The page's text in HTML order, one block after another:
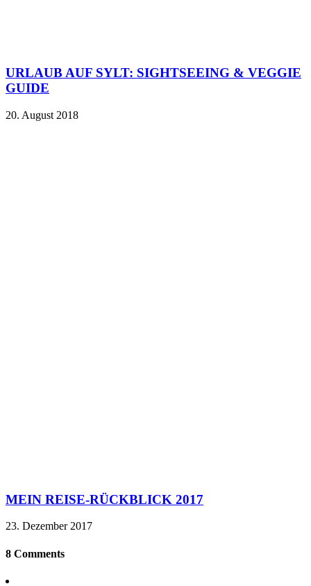
URLAUB AUF SYLT: SIGHTSEEING & VEGGIE
GUIDE
20. August 2018
MEIN REISE-RÜCKBLICK 2017
23. Dezember 2017
8 Comments